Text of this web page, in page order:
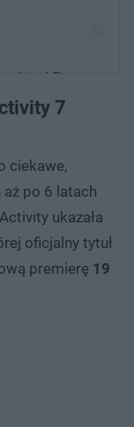
dates! Stay
Which one
przez
7
ciekawe,
po 6 latach
ukazała
oficjalny tytuł
premierę 19